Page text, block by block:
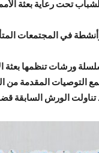
تحت رعاية بعثة الأمم
في المجتمعات
ورشات تنظمها بعثة
الورش السابقة